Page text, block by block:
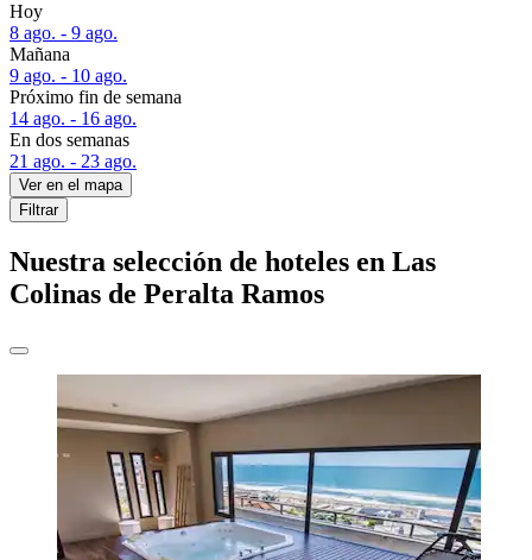
Hoy
8 ago. - 9 ago.
Mañana
9 ago. - 10 ago.
Próximo fin de semana
14 ago. - 16 ago.
En dos semanas
21 ago. - 23 ago.
Ver en el mapa
Filtrar
Nuestra selección de hoteles en Las
Colinas de Peralta Ramos